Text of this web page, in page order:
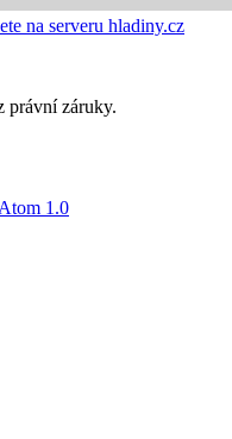
na serveru hladiny.cz
právní záruky.